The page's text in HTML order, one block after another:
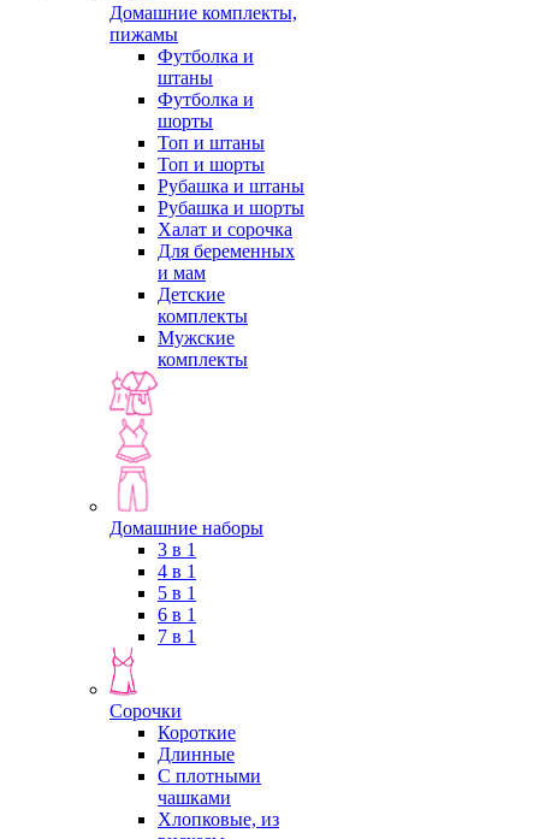
Домашние комплекты,
пижамы
Футболка и
штаны
Футболка и
шорты
Топ и штаны
Топ и шорты
Рубашка и штаны
Рубашка и шорты
Халат и сорочка
Для беременных
и мам
Детские
комплекты
Мужские
комплекты
Домашние наборы
3 в 1
4 в 1
5 в 1
6 в 1
7 в 1
Сорочки
Короткие
Длинные
С плотными
чашками
Хлопковые, из